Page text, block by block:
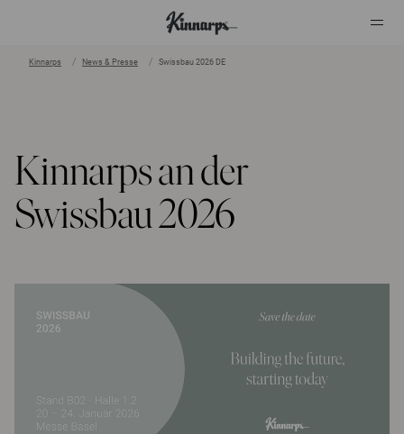
Kinnarps News & Presse Swissbau 2026 DE
Kinnarps an der
Swissbau 2026